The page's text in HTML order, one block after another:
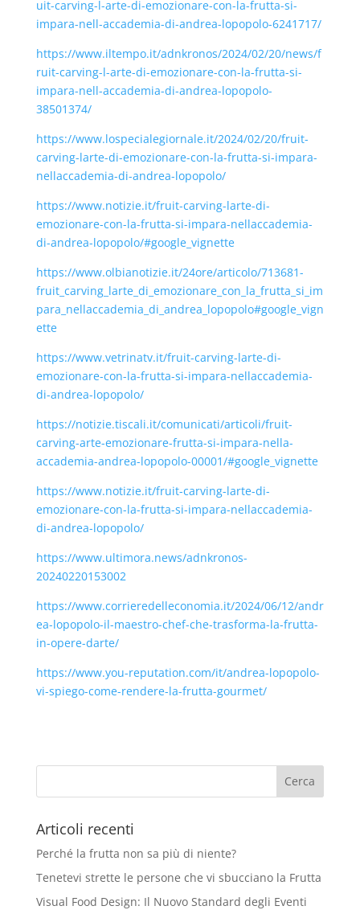
uit-carving-l-arte-di-emozionare-con-la-frutta-si-
impara-nell-accademia-di-andrea-lopopolo-6241717/
https://www.iltempo.it/adnkronos/2024/02/20/news/f
ruit-carving-l-arte-di-emozionare-con-la-frutta-si-
impara-nell-accademia-di-andrea-lopopolo-
38501374/
https://www.lospecialegiornale.it/2024/02/20/fruit-
carving-larte-di-emozionare-con-la-frutta-si-impara-
nellaccademia-di-andrea-lopopolo/
https://www.notizie.it/fruit-carving-larte-di-
emozionare-con-la-frutta-si-impara-nellaccademia-
di-andrea-lopopolo/#google_vignette
https://www.olbianotizie.it/24ore/articolo/713681-
fruit_carving_larte_di_emozionare_con_la_frutta_si_im
para_nellaccademia_di_andrea_lopopolo#google_vign
ette
https://www.vetrinatv.it/fruit-carving-larte-di-
emozionare-con-la-frutta-si-impara-nellaccademia-
di-andrea-lopopolo/
https://notizie.tiscali.it/comunicati/articoli/fruit-
carving-arte-emozionare-frutta-si-impara-nella-
accademia-andrea-lopopolo-00001/#google_vignette
https://www.notizie.it/fruit-carving-larte-di-
emozionare-con-la-frutta-si-impara-nellaccademia-
di-andrea-lopopolo/
https://www.ultimora.news/adnkronos-
20240220153002
https://www.corrieredelleconomia.it/2024/06/12/andr
ea-lopopolo-il-maestro-chef-che-trasforma-la-frutta-
in-opere-darte/
https://www.you-reputation.com/it/andrea-lopopolo-
vi-spiego-come-rendere-la-frutta-gourmet/
Articoli recenti
Perché la frutta non sa più di niente?
Tenetevi strette le persone che vi sbucciano la Frutta
Visual Food Design: Il Nuovo Standard degli Eventi